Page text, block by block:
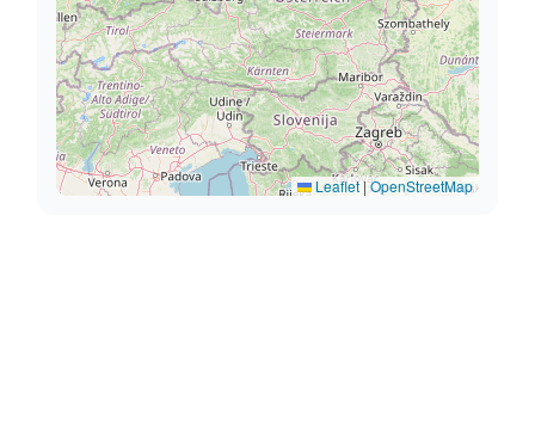
Leaflet| OpenStreetMap